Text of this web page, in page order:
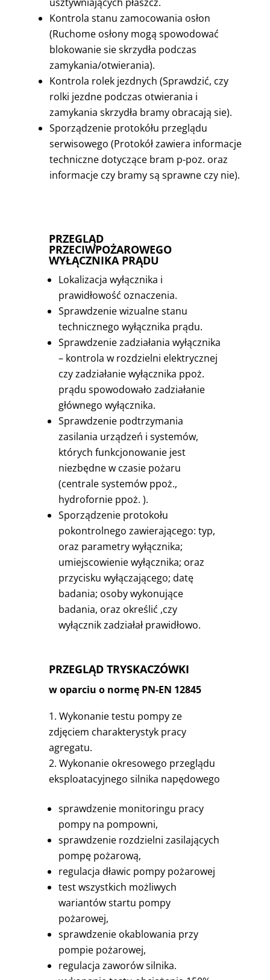
usztywniających płaszcz.
Kontrola stanu zamocowania osłon
(Ruchome osłony mogą spowodować
blokowanie sie skrzydła podczas
zamykania/otwierania).
Kontrola rolek jezdnych (Sprawdzić, czy
rolki jezdne podczas otwierania i
zamykania skrzydła bramy obracają sie).
Sporządzenie protokółu przeglądu
serwisowego (Protokół zawiera informacje
techniczne dotyczące bram p-poz. oraz
informacje czy bramy są sprawne czy nie).
PRZEGLĄD
PRZECIWPOŻAROWEGO
WYŁĄCZNIKA PRĄDU
Lokalizacja wyłącznika i
prawidłowość oznaczenia.
Sprawdzenie wizualne stanu
technicznego wyłącznika prądu.
Sprawdzenie zadziałania wyłącznika
– kontrola w rozdzielni elektrycznej
czy zadziałanie wyłącznika ppoż.
prądu spowodowało zadziałanie
głównego wyłącznika.
Sprawdzenie podtrzymania
zasilania urządzeń i systemów,
których funkcjonowanie jest
niezbędne w czasie pożaru
(centrale systemów ppoż.,
hydrofornie ppoż. ).
Sporządzenie protokołu
pokontrolnego zawierającego: typ,
oraz parametry wyłącznika;
umiejscowienie wyłącznika; oraz
przycisku wyłączającego; datę
badania; osoby wykonujące
badania, oraz określić ,czy
wyłącznik zadziałał prawidłowo.
PRZEGLĄD TRYSKACZÓWKI
w oparciu o normę PN-EN 12845
Wykonanie testu pompy ze
zdjęciem charakterystyk pracy
agregatu.
Wykonanie okresowego przeglądu
eksploatacyjnego silnika napędowego
sprawdzenie monitoringu pracy
pompy na pompowni,
sprawdzenie rozdzielni zasilających
pompę pożarową,
regulacja dławic pompy pożarowej
test wszystkich możliwych
wariantów startu pompy
pożarowej,
sprawdzenie okablowania przy
pompie pożarowej,
regulacja zaworów silnika.